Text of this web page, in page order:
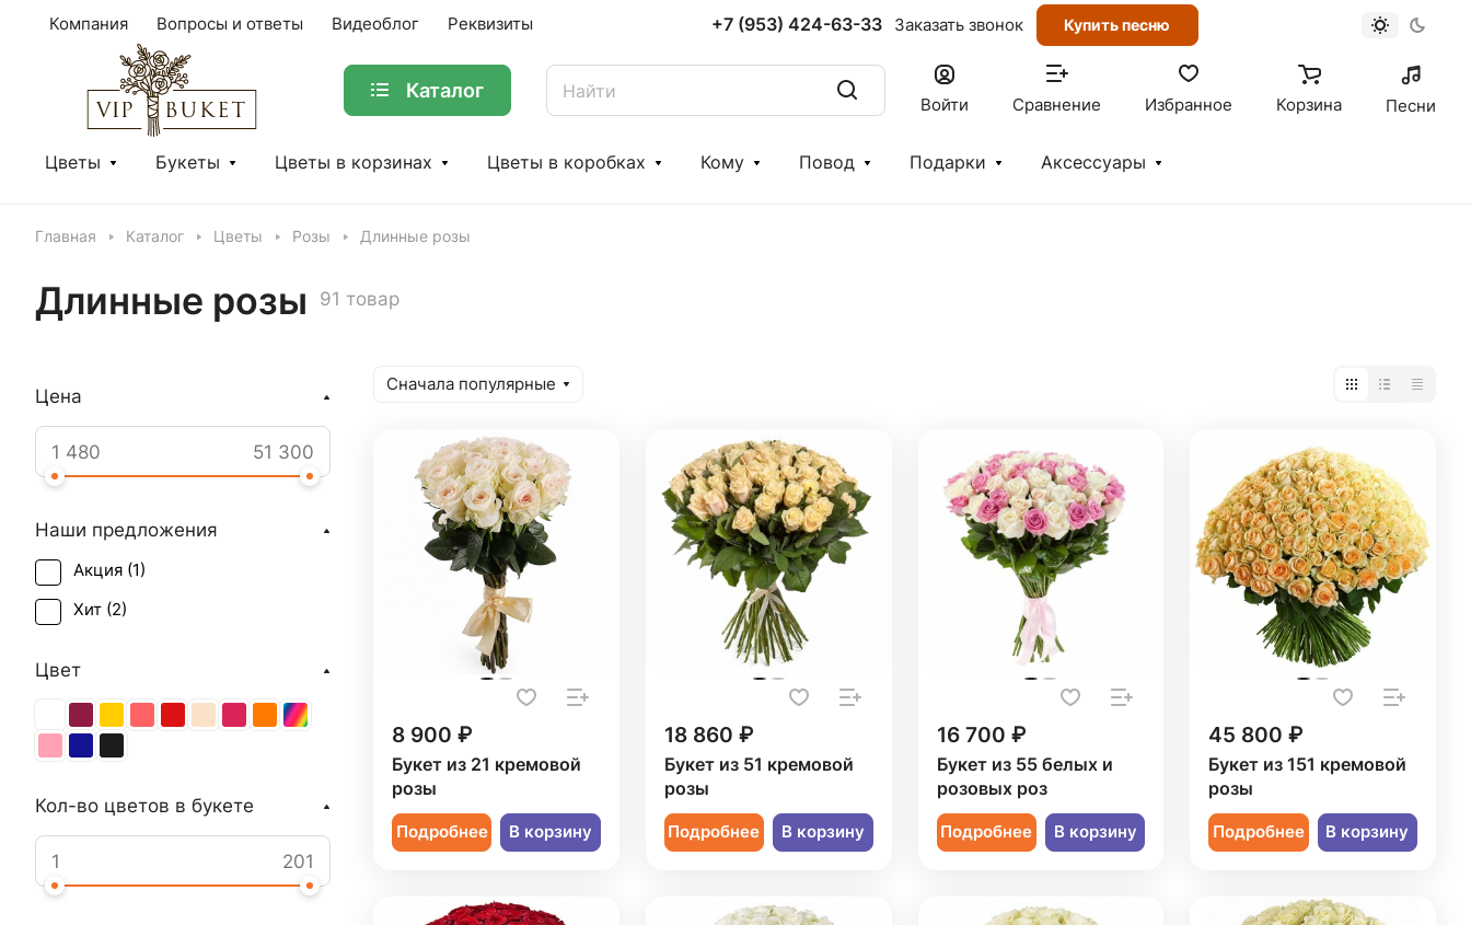
Компания Вопросы и ответы Видеоблог Реквизиты +7 (953) 424-63-33 Заказать звонок Купить песню
Каталог
Войти Сравнение Избранное Корзина Песни
Цветы Букеты Цветы в корзинах Цветы в коробках Кому Повод Подарки Аксессуары
Главная Каталог Цветы Розы Длинные розы
Длинные розы 91 товар
Сначала популярные
8 900 ₽
Букет из 21 кремовой
розы
Подробнее В корзину
18 860 ₽
Букет из 51 кремовой
розы
Подробнее В корзину
16 700 ₽
Букет из 55 белых и
розовых роз
Подробнее В корзину
45 800 ₽
Букет из 151 кремовой
розы
Подробнее В корзину
Цена
Наши предложения
Акция (1)
Хит (2)
Цвет
Кол-во цветов в букете